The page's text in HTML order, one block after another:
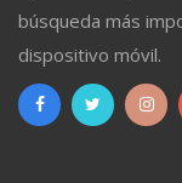
búsqueda más
dispositivo móvil.